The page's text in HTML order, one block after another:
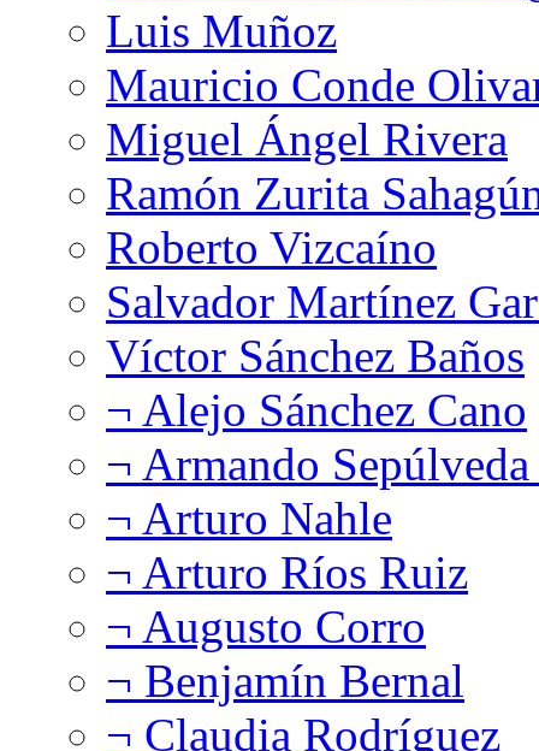
Luis Muñoz
Mauricio Conde
Miguel Ángel Rivera
Ramón Zurita
Roberto Vizcaíno
Salvador Martínez
Víctor Sánchez Baños
¬ Alejo Sánchez Cano
¬ Armando
¬ Arturo Nahle
¬ Arturo Ríos Ruiz
¬ Augusto Corro
¬ Benjamín Bernal
¬ Claudia Rodríguez